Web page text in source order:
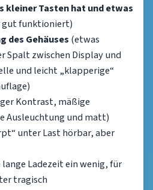
kleiner Tasten hat und etwas
gut funktioniert)
des Gehäuses (etwas
Spalt zwischen Display und
und leicht „klapperige“
Kontrast, mäßige
Ausleuchtung und matt)
unter Last hörbar, aber
Ladezeit ein wenig, für
tragisch